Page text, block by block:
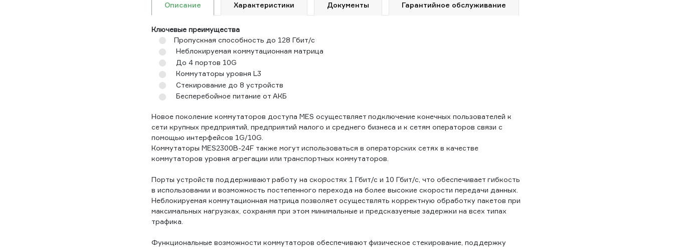
Описание Характеристики Документы Гарантийное обслуживание
Ключевые преимущества
Пропускная способность до 128 Гбит/с
Неблокируемая коммутационная матрица
До 4 портов 10G
Коммутаторы уровня L3
Стекирование до 8 устройств
Бесперебойное питание от АКБ
Новое поколение коммутаторов доступа MES осуществляет подключение конечных пользователей к
сети крупных предприятий, предприятий малого и среднего бизнеса и к сетям операторов связи с
помощью интерфейсов 1G/10G.
Коммутаторы MES2300B-24F также могут использоваться в операторских сетях в качестве
коммутаторов уровня агрегации или транспортных коммутаторов.
Порты устройств поддерживают работу на скоростях 1 Гбит/с и 10 Гбит/с, что обеспечивает гибкость
в использовании и возможность постепенного перехода на более высокие скорости передачи данных.
Неблокируемая коммутационная матрица позволяет осуществлять корректную обработку пакетов при
максимальных нагрузках, сохраняя при этом минимальные и предсказуемые задержки на всех типах
трафика.
Функциональные возможности коммутаторов обеспечивают физическое стекирование, поддержку